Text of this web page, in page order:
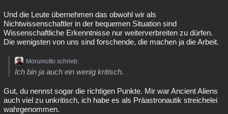
Und die Leute übernehmen das obwohl wir als
Nichtwissenschaftler in der bequemen Situation sind
Wissenschaftliche Erkenntnisse nur weiterverbreiten zu dürfen.
Die wenigsten von uns sind forschende, die machen ja die Arbeit.
Morumotto schrieb:
Ich bin ja auch ein wenig kritisch.
Gut, du nennst sogar die richtigen Punkte. Mir war Ancient Aliens
auch viel zu unkritisch, ich habe es als Präastronautik streichelei
wahrgenommen.